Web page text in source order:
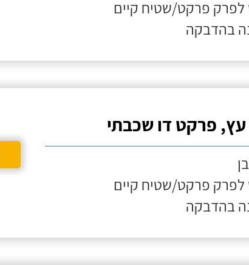
לפרק פרקט/שטיח קיים
בהדבקה
פרקט דו שכבתי
לפרק פרקט/שטיח קיים
בהדבקה